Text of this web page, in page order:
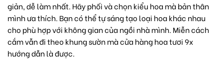
giản, dễ làm nhất. Hãy phối và chọn kiểu hoa mà bản thân
mình ưa thích. Bạn có thể tự sáng tạo loại hoa khác nhau
cho phù hợp với không gian của ngồi nhà mình. Miễn cách
cắm vẫn đi theo khung sườn mà cửa hàng hoa tươi 9x
hướng dẫn là được.